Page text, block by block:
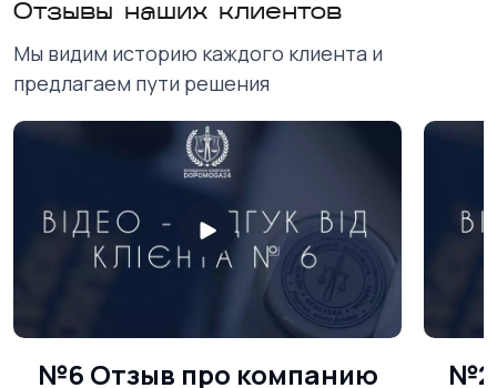
Отзывы наших клиентов
Мы видим историю каждого клиента и
предлагаем пути решения
№6 Отзыв про компанию
№2